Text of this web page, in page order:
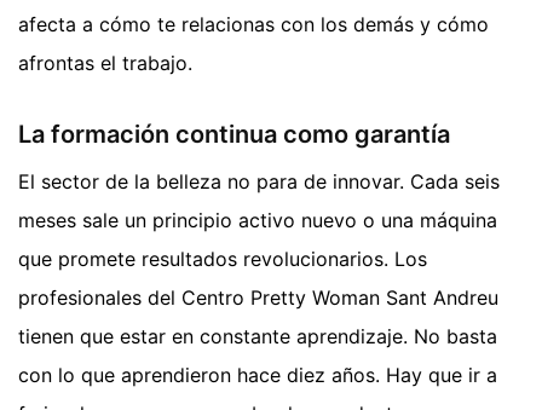
afecta a cómo te relacionas con los demás y cómo
afrontas el trabajo.
La formación continua como garantía
El sector de la belleza no para de innovar. Cada seis
meses sale un principio activo nuevo o una máquina
que promete resultados revolucionarios. Los
profesionales del Centro Pretty Woman Sant Andreu
tienen que estar en constante aprendizaje. No basta
con lo que aprendieron hace diez años. Hay que ir a